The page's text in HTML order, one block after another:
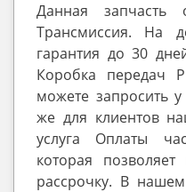
Данная запчасть
Трансмиссия. На
гарантия до 30
Коробка передач
можете запросить
же для клиентов
услуга Оплаты
которая
рассрочку. В